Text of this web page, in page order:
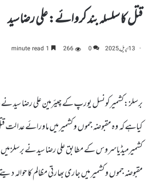
قتل کا سلسلہ بند کروائے: علی رضاسید
13 اپریل, 2025 0
266
برسلز :کشمیرکونسل یورپ کے چیئرمین علی رضا سید نے
کیاہے کہ وہ مقبوضہ جموں و کشمیر میں ماورائے عدالت
کشمیرمیڈیاسروس کے مطابق علی رضا سید نے برسلز
مقبوضہ جموں و کشمیر میں جاری بھارتی مظالم کا حوالہ